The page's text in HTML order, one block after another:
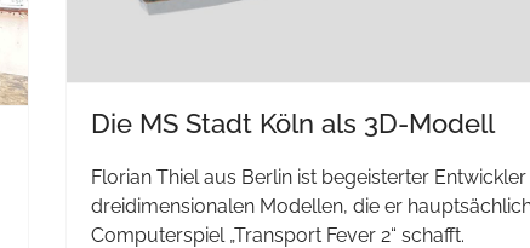
Die MS Stadt Köln als 3D-Modell
Florian Thiel aus Berlin ist begeisterter
dreidimensionalen Modellen, die er
Computerspiel „Transport Fever 2“ schafft.